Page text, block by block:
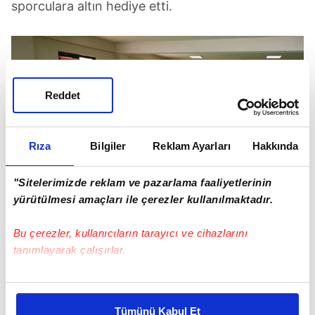
Rıza Bilgiler Reklam Ayarları Hakkında
"Sitelerimizde reklam ve pazarlama faaliyetlerinin
yürütülmesi amaçları ile çerezler kullanılmaktadır.
Bu çerezler, kullanıcıların tarayıcı ve cihazlarını
tanımlayarak çalışırlar.
Bu çerezlere izin vermeniz halinde sizlere özel
Tümünü Kabul Et
Reddet
sporculara altın hediye etti.
Daha sonra taekwondo ve yüzme kurslarına